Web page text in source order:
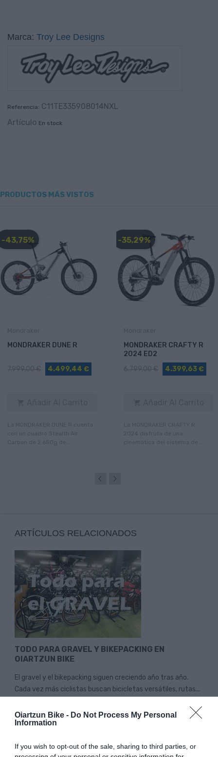
Oiartzun Bike - Do Not Process My Personal
Information
If you wish to opt-out of the sale, sharing to third parties, or
Marca: Troy Lee Designs
Referencia: C11TE335908014NXL
Artículo En stock
PRODUCTOS MÁS VISTOS
-43,75%
MONDRAKER DUNE R
4.499,44 €
-35,29%
MONDRAKER CRAFTY R
2024 ED2
4.399,63 €
ARTÍCULOS RELACIONADOS
TODO PARA GRAVEL Y BIKEPACKING EN
OIARTZUN BIKE
El gravel y el bikepacking siguen creciendo año tras año.
Cada vez más ciclistas buscan bicicletas versátiles, rutas...